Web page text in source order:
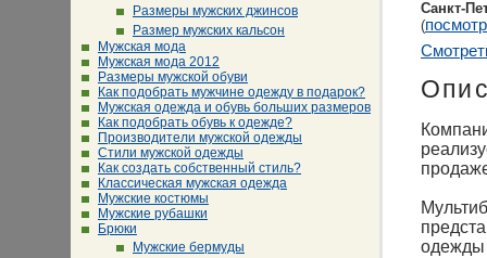
Размеры мужских джинсов
Размер мужских кальсон
Мужская мода
Мужская мода 2012
Размеры мужской обуви
Как подобрать мужчине одежду в подарок?
Мужская одежда и обувь больших размеров
Как подобрать обувь к одежде?
Производители мужской одежды
Стили мужской одежды
Как создать собственный стиль?
Классическая мужская одежда
Мужские костюмы
Мужские рубашки
Брюки
Мужские бермуды
Санкт-
(
одежды